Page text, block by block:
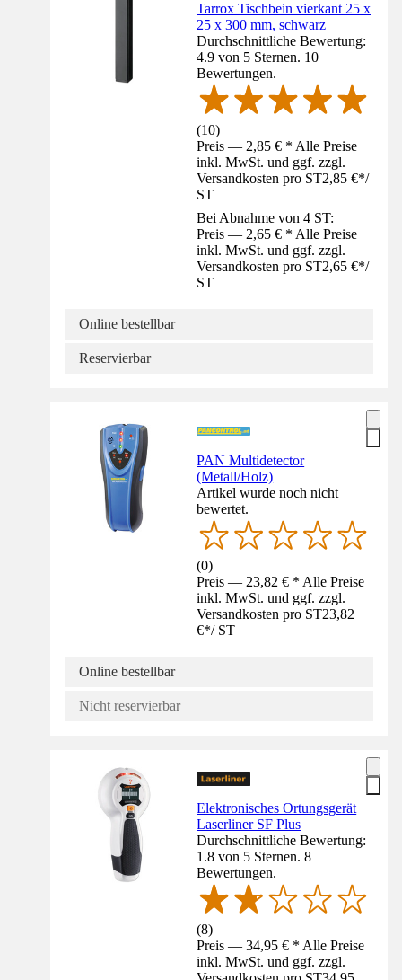
Tarrox Tischbein vierkant 25 x
25 x 300 mm, schwarz
Durchschnittliche Bewertung:
4.9 von 5 Sternen. 10
Bewertungen.
(10)
Preis — 2,85 € * Alle Preise
inkl. MwSt. und ggf. zzgl.
Versandkosten pro ST2,85 €*/
ST
Bei Abnahme von 4 ST:
Preis — 2,65 € * Alle Preise
inkl. MwSt. und ggf. zzgl.
Versandkosten pro ST2,65 €*/
ST
Online bestellbar
Reservierbar
PAN Multidetector
(Metall/Holz)
Artikel wurde noch nicht
bewertet.
(0)
Preis — 23,82 € * Alle Preise
inkl. MwSt. und ggf. zzgl.
Versandkosten pro ST23,82
€*/ ST
Online bestellbar
Nicht reservierbar
Elektronisches Ortungsgerät
Laserliner SF Plus
Durchschnittliche Bewertung:
1.8 von 5 Sternen. 8
Bewertungen.
(8)
Preis — 34,95 € * Alle Preise
inkl. MwSt. und ggf. zzgl.